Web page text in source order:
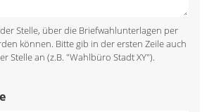
Stelle, über die Briefwahlunterlagen per
können. Bitte gib in der ersten Zeile auch
Stelle an (z.B. "Wahlbüro Stadt XY").